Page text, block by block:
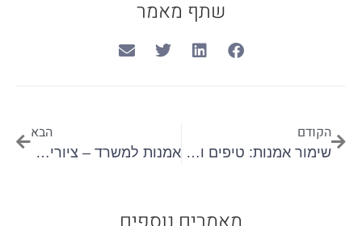
שתף מאמר
הקודם
שימור אמנות: טיפים וטכניקות חיוניות
הבא
אמנות למשרד – ציורים ותמונות מקוריות למכירה והשכרה